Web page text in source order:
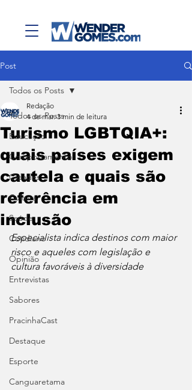
Post
Todos os Posts
Educação
Comportamento
Cidades
Cultura
Saúde
Cotidiano
Opinião
Entrevistas
Sabores
PracinhaCast
Destaque
Esporte
Canguaretama
Todos os Posts
Turismo LGBTQIA+:
quais países exigem
cautela e quais são
referência em
inclusão
Redação
4 de mar. 3 min de leitura
Especialista indica destinos com maior
risco e aqueles com legislação e
cultura favoráveis à diversidade